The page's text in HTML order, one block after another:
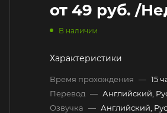
от 49 руб. /
В наличии
Характеристики
Время прохождения — 15
Перевод — Английский,
Озвучка — Английский,